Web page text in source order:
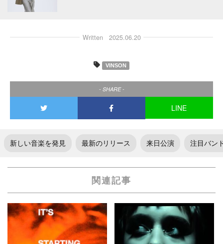
Tumblr
Written 2025.06.20
VINSON
- SHARE -
LINE
新しい音楽を発見 最新のリリース 来日公演 注目バン
関連記事